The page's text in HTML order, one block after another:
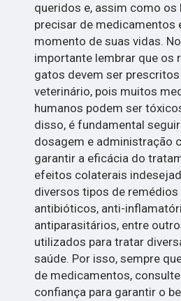
queridos e, assim como os
precisar de medicamentos
momento de suas vidas.
importante lembrar que os
gatos devem ser
veterinário, pois muitos
humanos podem ser
disso, é fundamental
dosagem e administração
garantir a eficácia do
efeitos colaterais
diversos tipos de
antibióticos, anti-
antiparasitários, entre
utilizados para tratar
saúde. Por isso, sempre
de medicamentos,
confiança para garantir o